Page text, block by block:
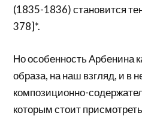
(1835-1836) становится
378]*.
Но особенность Арбенина
образа, на наш взгляд, и в
композиционно-
которым стоит